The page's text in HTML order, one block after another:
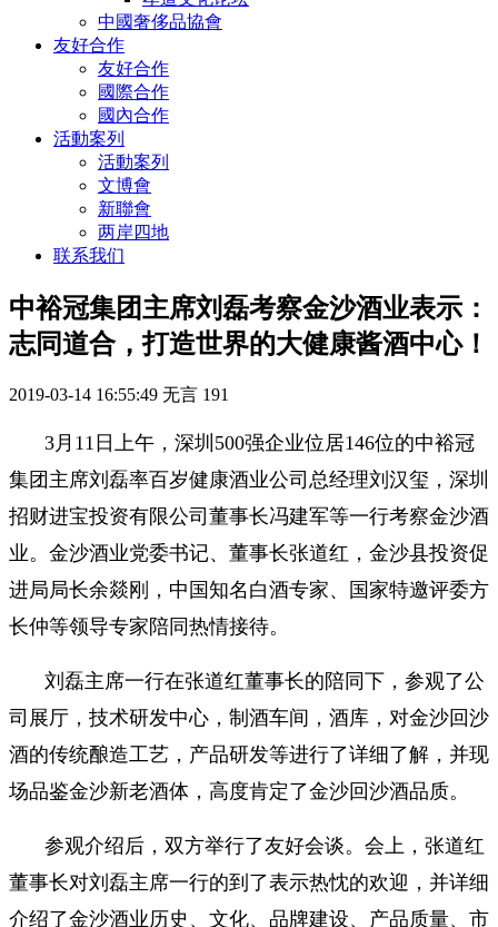
中國奢侈品協會
友好合作
友好合作
國際合作
國內合作
活動案列
活動案列
文博會
新聯會
两岸四地
联系我们
中裕冠集团主席刘磊考察金沙酒业表示：
志同道合，打造世界的大健康酱酒中心！
2019-03-14 16:55:49 无言 191
3月11日上午，深圳500强企业位居146位的中裕冠
集团主席刘磊率百岁健康酒业公司总经理刘汉玺，深圳
招财进宝投资有限公司董事长冯建军等一行考察金沙酒
业。金沙酒业党委书记、董事长张道红，金沙县投资促
进局局长余燚刚，中国知名白酒专家、国家特邀评委方
长仲等领导专家陪同热情接待。
刘磊主席一行在张道红董事长的陪同下，参观了公
司展厅，技术研发中心，制酒车间，酒库，对金沙回沙
酒的传统酿造工艺，产品研发等进行了详细了解，并现
场品鉴金沙新老酒体，高度肯定了金沙回沙酒品质。
参观介绍后，双方举行了友好会谈。会上，张道红
董事长对刘磊主席一行的到了表示热忱的欢迎，并详细
介绍了金沙酒业历史、文化、品牌建设、产品质量、市